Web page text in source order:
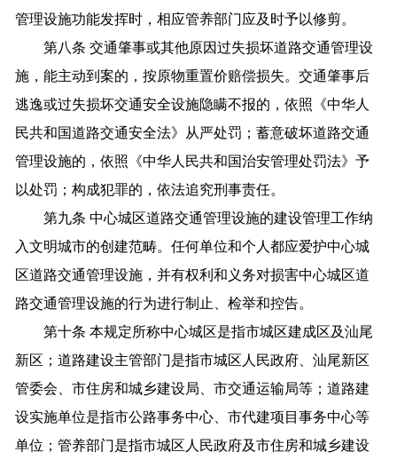
管理设施功能发挥时，相应管养部门应及时予以修剪。
第八条 交通肇事或其他原因过失损坏道路交通管理设
施，能主动到案的，按原物重置价赔偿损失。交通肇事后
逃逸或过失损坏交通安全设施隐瞒不报的，依照《中华人
民共和国道路交通安全法》从严处罚；蓄意破坏道路交通
管理设施的，依照《中华人民共和国治安管理处罚法》予
以处罚；构成犯罪的，依法追究刑事责任。
第九条 中心城区道路交通管理设施的建设管理工作纳
入文明城市的创建范畴。任何单位和个人都应爱护中心城
区道路交通管理设施，并有权利和义务对损害中心城区道
路交通管理设施的行为进行制止、检举和控告。
第十条 本规定所称中心城区是指市城区建成区及汕尾
新区；道路建设主管部门是指市城区人民政府、汕尾新区
管委会、市住房和城乡建设局、市交通运输局等；道路建
设实施单位是指市公路事务中心、市代建项目事务中心等
单位；管养部门是指市城区人民政府及市住房和城乡建设